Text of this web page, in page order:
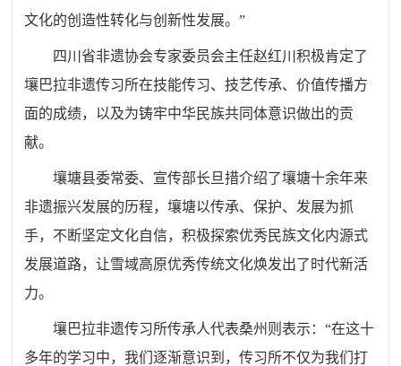
文化的创造性转化与创新性发展。”
四川省非遗协会专家委员会主任赵红川积极肯定了
壤巴拉非遗传习所在技能传习、技艺传承、价值传播方
面的成绩，以及为铸牢中华民族共同体意识做出的贡
献。
壤塘县委常委、宣传部长旦措介绍了壤塘十余年来
非遗振兴发展的历程，壤塘以传承、保护、发展为抓
手，不断坚定文化自信，积极探索优秀民族文化内源式
发展道路，让雪域高原优秀传统文化焕发出了时代新活
力。
壤巴拉非遗传习所传承人代表桑州则表示：“在这十
多年的学习中，我们逐渐意识到，传习所不仅为我们打